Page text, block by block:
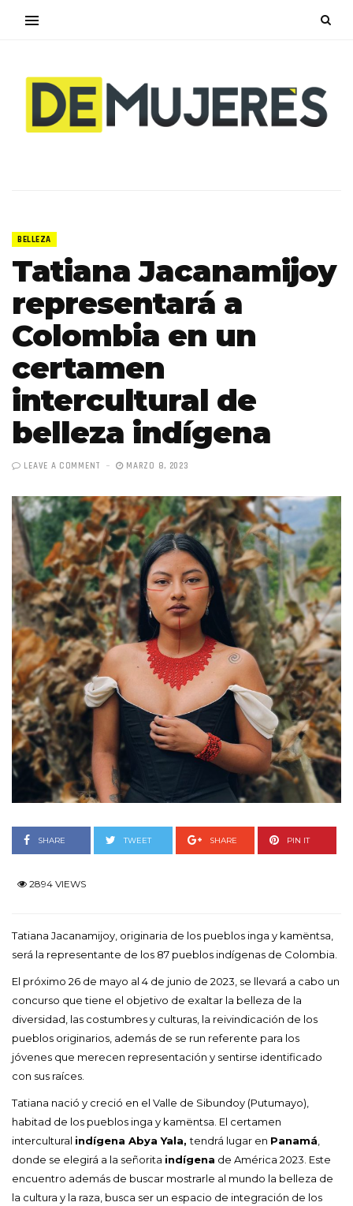
BELLEZA
Tatiana Jacanamijoy
representará a
Colombia en un
certamen
intercultural de
belleza indígena
LEAVE A COMMENT MARZO 8, 2023
SHARE TWEET SHARE PIN IT
2894 VIEWS
Tatiana Jacanamijoy, originaria de los pueblos inga y kamëntsa,
será la representante de los 87 pueblos indígenas de Colombia.
El próximo 26 de mayo al 4 de junio de 2023, se llevará a cabo un
concurso que tiene el objetivo de exaltar la belleza de la
diversidad, las costumbres y culturas, la reivindicación de los
pueblos originarios, además de se run referente para los
jóvenes que merecen representación y sentirse identificado
con sus raíces.
Tatiana nació y creció en el Valle de Sibundoy (Putumayo),
habitad de los pueblos inga y kamëntsa. El certamen
intercultural indígena Abya Yala,tendrá lugar en Panamá
donde se elegirá a la señorita indígena de América 2023. Este
encuentro además de buscar mostrarle al mundo la belleza de
la cultura y la raza, busca ser un espacio de integración de los